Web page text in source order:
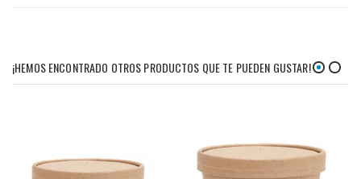
¡HEMOS ENCONTRADO OTROS PRODUCTOS QUE TE PUEDEN GUSTAR!